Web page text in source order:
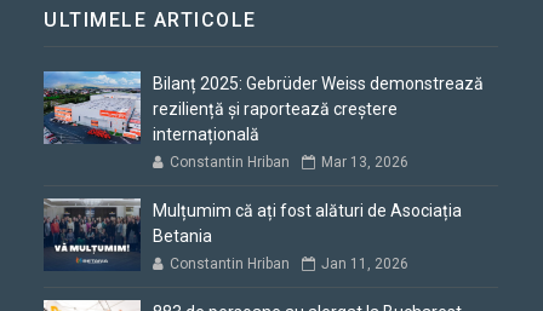
ULTIMELE ARTICOLE
Bilanț 2025: Gebrüder Weiss demonstrează
reziliență și raportează creștere
internațională
Constantin Hriban Mar 13, 2026
Mulțumim că ați fost alături de Asociația
Betania
Constantin Hriban Jan 11, 2026